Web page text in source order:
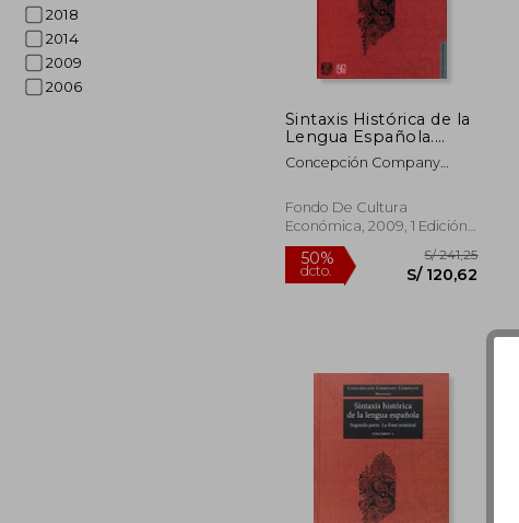
2018
2014
2009
2006
Sintaxis Histórica de la
Lengua Española.
Segunda Parte: La
Frase Nominal.
Concepción Company
Fondo De Cultura
Económica, 2009, 1 Edición,
Tapa Dura, Nuevo
50%
dcto.